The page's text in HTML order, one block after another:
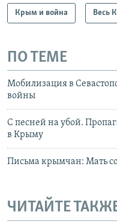
Крым и война Весь
ПО ТЕМЕ
Мобилизация в
войны
С песней на убой.
в Крыму
Письма крымчан: Мать
ЧИТАЙТЕ